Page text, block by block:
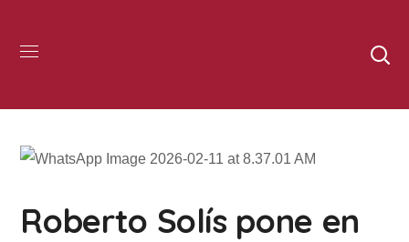
Roberto Solís pone en